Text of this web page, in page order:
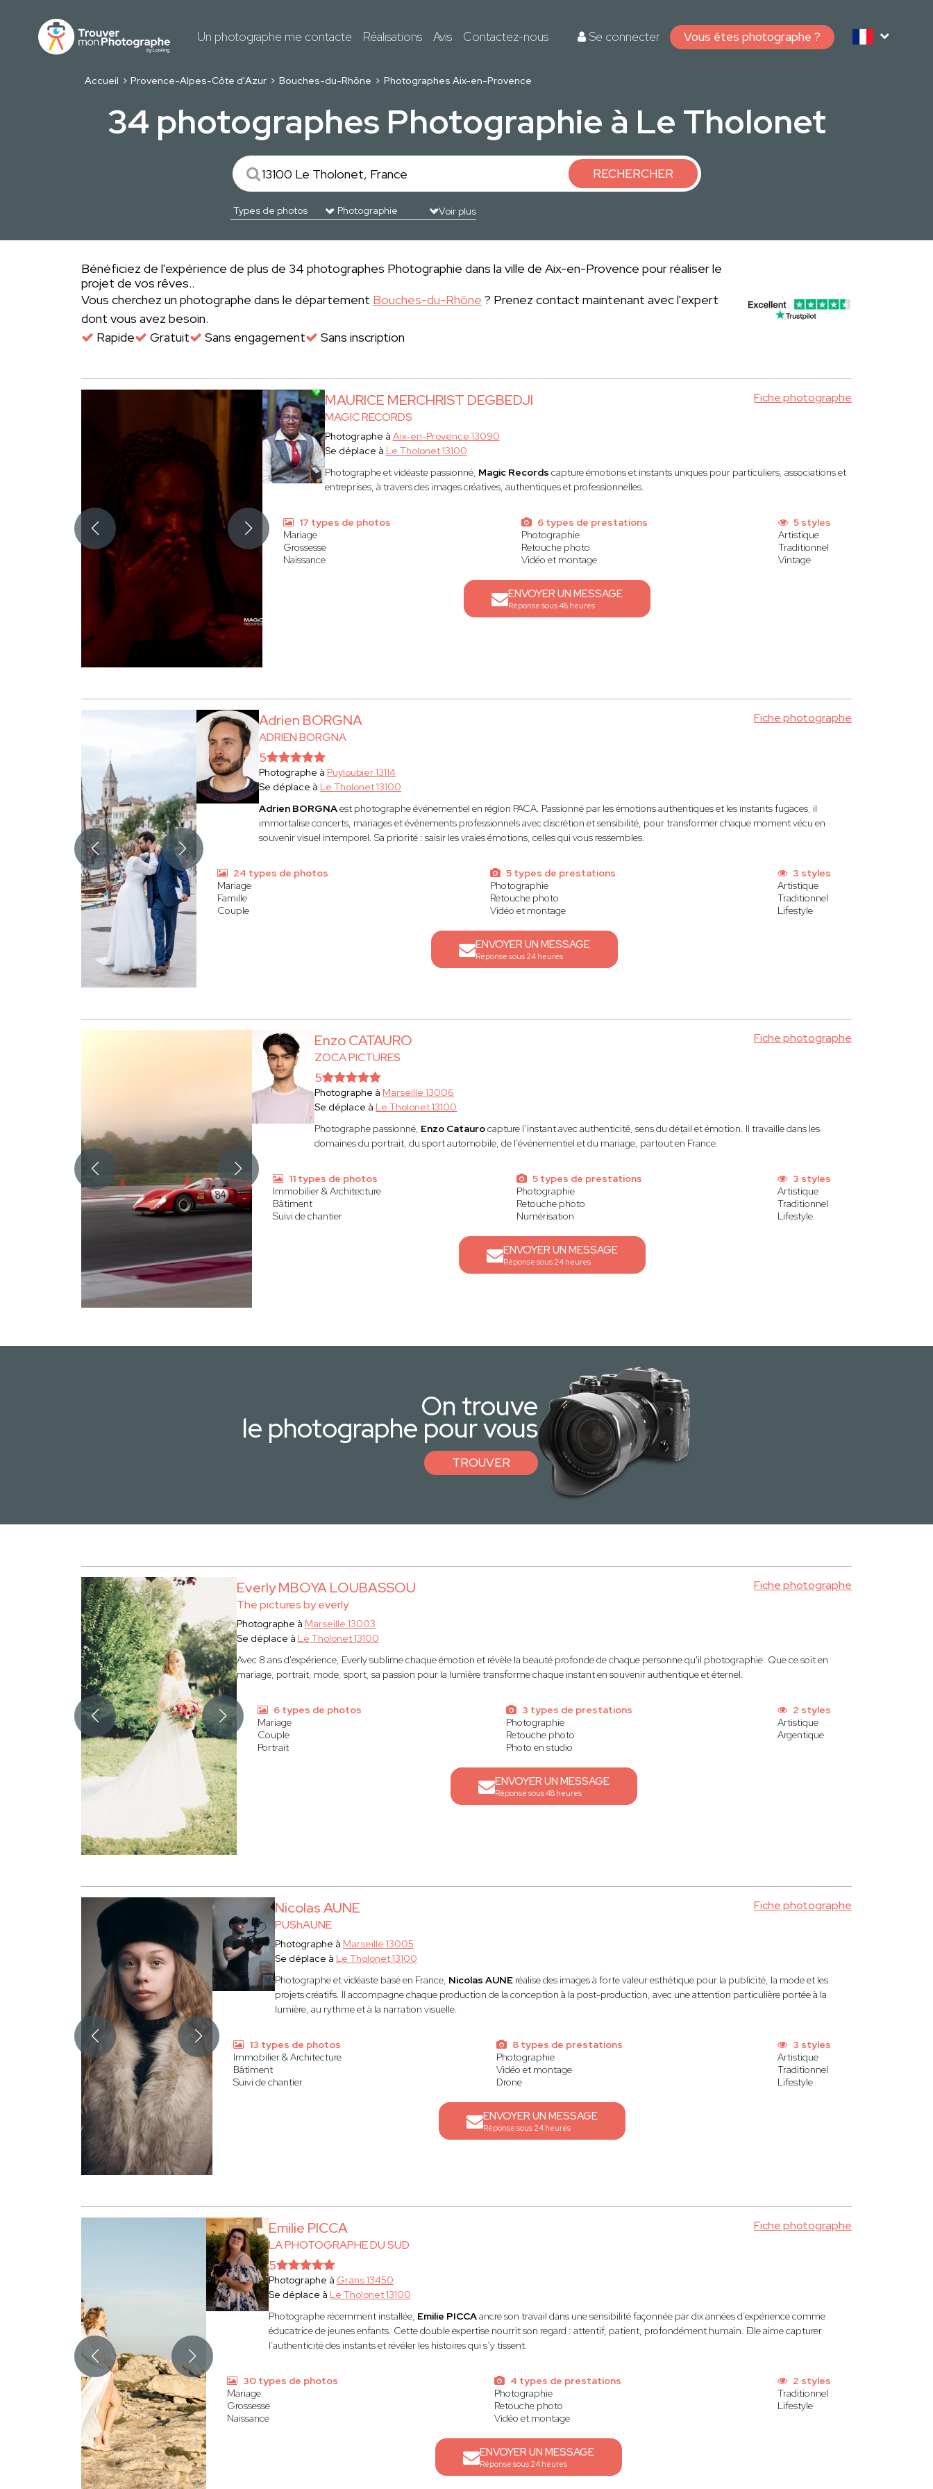
Un photographe me contacte Réalisations Avis Contactez-nous Se connecter Vous êtes photographe ?
Accueil Provence-Alpes-Côte d'Azur Bouches-du-Rhône Photographes Aix-en-Provence
34 photographes Photographie à Le Tholonet
RECHERCHER
Voir plus
Bénéficiez de l'expérience de plus de 34 photographes Photographie dans la ville de Aix-en-Provence pour réaliser le
projet de vos rêves..
Vous cherchez un photographe dans le département Bouches-du-Rhône ? Prenez contact maintenant avec l'expert
dont vous avez besoin.
Rapide
Gratuit Sans engagement Sans inscription
MAURICE MERCHRIST DEGBEDJI
MAGIC RECORDS
Fiche photographe
Photographe à Aix-en-Provence 13090
Se déplace à Le Tholonet 13100
Photographe et vidéaste passionné, Magic Records capture émotions et instants uniques pour particuliers, associations et
entreprises, à travers des images créatives, authentiques et professionnelles.
17 types de photos
Mariage
Grossesse
Naissance
6 types de prestations
Photographie
Retouche photo
Vidéo et montage
5 styles
Artistique
Traditionnel
Vintage
ENVOYER UN MESSAGE
Réponse sous 48 heures
Adrien BORGNA
ADRIEN BORGNA
Fiche photographe
5
Photographe à Puyloubier 13114
Se déplace à Le Tholonet 13100
Adrien BORGNAest photographe événementiel en région PACA. Passionné par les émotions authentiques et les instants fugaces, il
immortalise concerts, mariages et événements professionnels avec discrétion et sensibilité, pour transformer chaque moment vécu en
souvenir visuel intemporel. Sa priorité : saisir les vraies émotions, celles qui vous ressembles.
24 types de photos
Mariage
Famille
Couple
5 types de prestations
Photographie
Retouche photo
Vidéo et montage
3 styles
Artistique
Traditionnel
Lifestyle
ENVOYER UN MESSAGE
Réponse sous 24 heures
Enzo CATAURO
ZOCA PICTURES
Fiche photographe
5
Photographe à Marseille 13006
Se déplace à Le Tholonet 13100
Photographe passionné, Enzo Cataurocapture l’instant avec authenticité, sens du détail et émotion. Il travaille dans les
domaines du portrait, du sport automobile, de l’événementiel et du mariage, partout en France.
11 types de photos
Immobilier & Architecture
Bâtiment
Suivi de chantier
5 types de prestations
Photographie
Retouche photo
Numérisation
3 styles
Artistique
Traditionnel
Lifestyle
ENVOYER UN MESSAGE
Réponse sous 24 heures
On trouve
le photographe pour vous
TROUVER
Everly MBOYA LOUBASSOU
The pictures by everly
Fiche photographe
Photographe à Marseille 13003
Se déplace à Le Tholonet 13100
Avec 8 ans d'expérience, Everly sublime chaque émotion et révèle la beauté profonde de chaque personne qu'il photographie. Que ce soit en
mariage, portrait, mode, sport, sa passion pour la lumière transforme chaque instant en souvenir authentique et éternel.
6 types de photos
Mariage
Couple
Portrait
3 types de prestations
Photographie
Retouche photo
Photo en studio
2 styles
Artistique
Argentique
ENVOYER UN MESSAGE
Réponse sous 48 heures
Nicolas AUNE
PUShAUNE
Fiche photographe
Photographe à Marseille 13005
Se déplace à Le Tholonet 13100
Photographe et vidéaste basé en France, Nicolas AUNE réalise des images à forte valeur esthétique pour la publicité, la mode et les
projets créatifs. Il accompagne chaque production de la conception à la post-production, avec une attention particulière portée à la
lumière, au rythme et à la narration visuelle.
13 types de photos
Immobilier & Architecture
Bâtiment
Suivi de chantier
8 types de prestations
Photographie
Vidéo et montage
Drone
3 styles
Artistique
Traditionnel
Lifestyle
ENVOYER UN MESSAGE
Réponse sous 24 heures
Emilie PICCA
LA PHOTOGRAPHE DU SUD
Fiche photographe
5
Photographe à Grans 13450
Se déplace à Le Tholonet 13100
Photographe récemment installée, Emilie PICCAancre son travail dans une sensibilité façonnée par dix années d’expérience comme
éducatrice de jeunes enfants. Cette double expertise nourrit son regard : attentif, patient, profondément humain. Elle aime capturer
l’authenticité des instants et révéler les histoires qui s’y tissent.
30 types de photos
Mariage
Grossesse
Naissance
4 types de prestations
Photographie
Retouche photo
Vidéo et montage
2 styles
Traditionnel
Lifestyle
ENVOYER UN MESSAGE
Réponse sous 24 heures